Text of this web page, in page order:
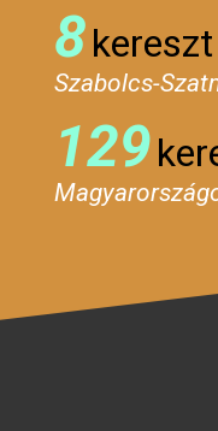
8kereszt
Szabolcs-
129